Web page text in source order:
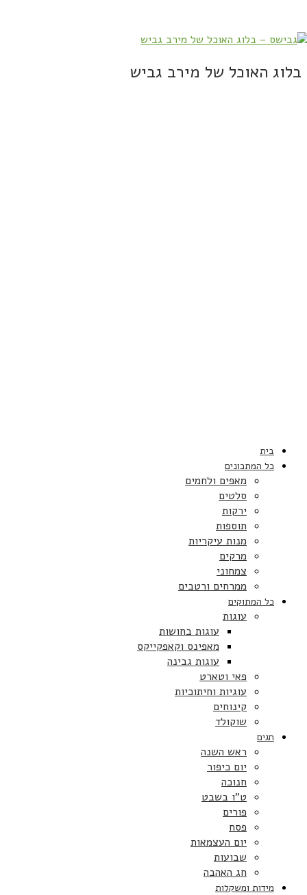
האוכל של מירב גביש
בית
כל המתכונים
מאפים ולחמים
סלטים
ירקות
תוספות
מנות עיקריות
מרקים
צמחוני
ממרחים ורטבים
כל המתוקים
עוגות
עוגות בחושות
מאפינס וקאפקייקס
עוגות גבינה
פאי וטארט
עוגיות וחיתוכיות
קינוחים
שוקולד
חגים
ראש השנה
יום כיפור
חנוכה
ט”ו בשבט
פורים
פסח
יום העצמאות
שבועות
חג האהבה
מידות ומשקלות